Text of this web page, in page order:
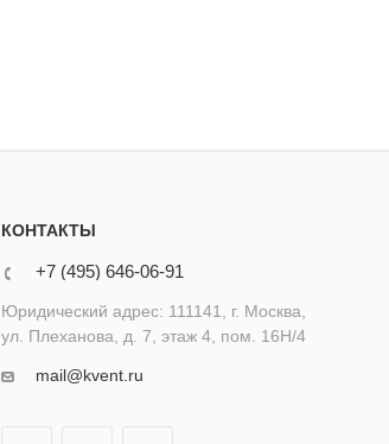
КОНТАКТЫ
+7 (495) 646-06-91
Юридический адрес: 111141, г. Москва,
ул. Плеханова, д. 7, этаж 4, пом. 16Н/4
mail@kvent.ru